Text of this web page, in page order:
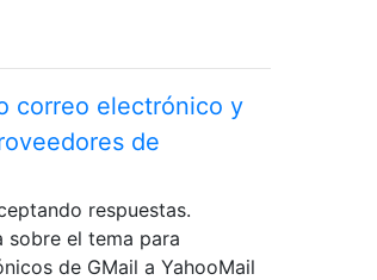
correo electrónico y
de
respuestas.
sobre el tema para
de GMail a YahooMail